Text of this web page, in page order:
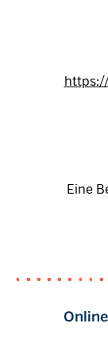
Eine